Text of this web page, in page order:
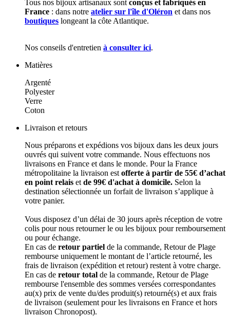
Tous nos bijoux artisanaux sont conçus et fabriqués en
France : dans notre atelier sur l'île d'Oléron et dans nos
boutiques longeant la côte Atlantique.
Nos conseils d'entretien à consulter ici.
Matières
Argenté
Polyester
Verre
Coton
Livraison et retours
Nous préparons et expédions vos bijoux dans les deux jours
ouvrés qui suivent votre commande. Nous effectuons nos
livraisons en France et dans le monde. Pour la France
métropolitaine la livraison est offerte à partir de 55€ d’achat
en point relais et de 99€ d'achat à domicile. Selon la
destination sélectionnée un forfait de livraison s’applique à
votre panier.
Vous disposez d’un délai de 30 jours après réception de votre
colis pour nous retourner le ou les bijoux pour remboursement
ou pour échange.
En cas de retour partiel de la commande, Retour de Plage
rembourse uniquement le montant de l’article retourné, les
frais de livraison (expédition et retour) restent à votre charge.
En cas de retour total de la commande, Retour de Plage
rembourse l'ensemble des sommes versées correspondantes
au(x) prix de vente du/des produit(s) retourné(s) et aux frais
de livraison (seulement pour les livraisons en France et hors
livraison Chronopost).